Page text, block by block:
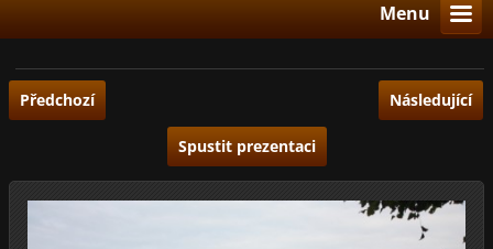
Menu
Předchozí Následující
Spustit prezentaci